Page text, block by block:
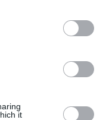
it
Ειρήνη